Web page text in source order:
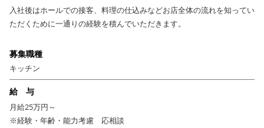
店長、SV、営業課長などキャリアアップできる環境も整っていますよ！。
五苑マルシングループでは、全従業員を対象にした「セブンスター」制度
上の★を獲得するとサービスのスペシャリストとして認定されます。
その他、包丁の研ぎ方や肉の切り方など詳しい指導を受けることができる
「ミートアカデミー」、飲食店の運営方法など専門的に学ぶことができる
入社後はホールでの接客、料理の仕込みなどお店全体の流れを知ってい
ただくために一通りの経験を積んでいただきます。
募集職種
キッチン
給 与
月給25万円～
※経験・年齢・能力考慮 応相談